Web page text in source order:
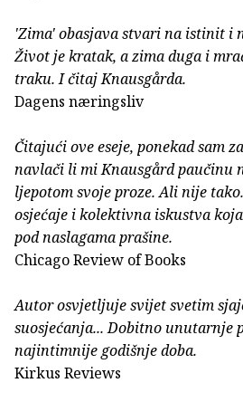
'Zima' obasjava stvari na istinit i
Život je kratak, a zima duga i
traku. I čitaj Knausgårda.
Dagens næringsliv
Čitajući ove eseje, ponekad sam
navlači li mi Knausgård paučinu
ljepotom svoje proze. Ali nije
osjećaje i kolektivna iskustva
pod naslagama prašine.
Chicago Review of Books
Autor osvjetljuje svijet svetim
suosjećanja... Dobitno unutarnje
najintimnije godišnje doba.
Kirkus Reviews